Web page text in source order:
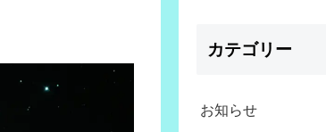
カテゴリー
お知らせ